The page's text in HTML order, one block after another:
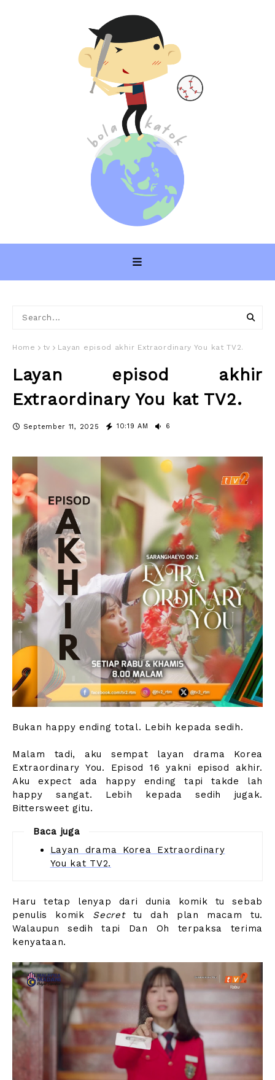
Home tv Layan episod akhir Extraordinary You kat TV2.
Layan episod akhir
Extraordinary You kat TV2.
September 11, 2025 10:19 AM 6
Bukan happy ending total. Lebih kepada sedih.
Malam tadi, aku sempat layan drama Korea
Extraordinary You. Episod 16 yakni episod akhir.
Aku expect ada happy ending tapi takde lah
happy sangat. Lebih kepada sedih jugak.
Bittersweet gitu.
Baca juga
Layan drama Korea Extraordinary
You kat TV2.
Haru tetap lenyap dari dunia komik tu sebab
penulis komik Secrettu dah plan macam tu.
Walaupun sedih tapi Dan Oh terpaksa terima
kenyataan.